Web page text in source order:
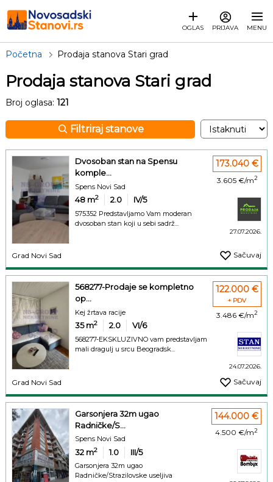
OGLAS PRIJAVA MENU
Početna Prodaja stanova Stari grad
Prodaja stanova Stari grad
Broj oglasa: 121
Filtriraj stanove
Dvosoban stan na Spensu
komple...
Spens Novi Sad
48 m2 2.0 IV/5
575352 Predstavljamo Vam moderan
dvosoban stan koji u sebi sadrž...
173.040 €
3.605 €/m2
27.07.2026.
Grad Novi Sad Sačuvaj
568277-Prodaje se kompletno
op...
Kej žrtava racije
35m2 2.0 VI/6
568277-EKSKLUZIVNO vam predstavljam
mali dragulj u srcu Beogradsk...
122.000 €
+ PDV
3.486 €/m2
24.07.2026.
Grad Novi Sad Sačuvaj
Garsonjera 32m ugao
Radničke/S...
Spens Novi Sad
32 m2 1.0 III/5
Garsonjera 32m ugao
Radničke/Strazilovske useljiva
144.000 €
4.500 €/m2